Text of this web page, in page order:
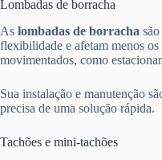
Lombadas de borracha
As lombadas de borracha
flexibilidade e afetam menos
movimentados, como
Sua instalação e manutenção
precisa de uma solução rápida.
Tachões e mini-tachões